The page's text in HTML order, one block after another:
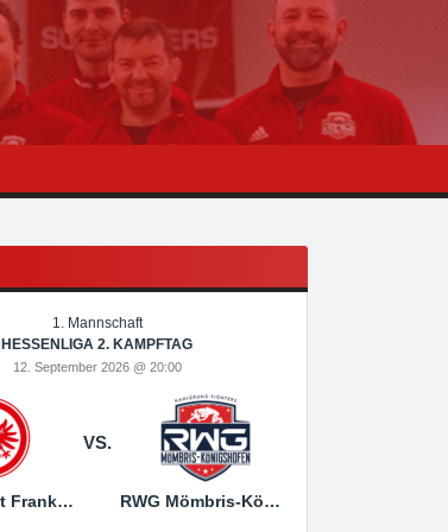
1. Mannschaft
HESSENLIGA 2. KAMPFTAG
12. September 2026 @ 20:00
SG Eintracht Frankfurt
VS.
RWG Mömbris-Königshofen